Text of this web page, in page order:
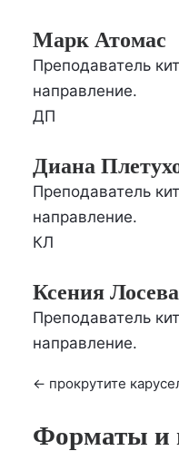
Марк Атомас
Преподаватель
направление.
ДП
Диана
Преподаватель
направление.
КЛ
Ксения Лосева
Преподаватель
направление.
← прокрутите
Форматы и